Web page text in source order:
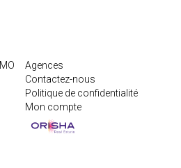
Agences
Contactez-nous
Politique de confidentialité
Mon compte